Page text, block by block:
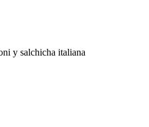
y salchicha italiana